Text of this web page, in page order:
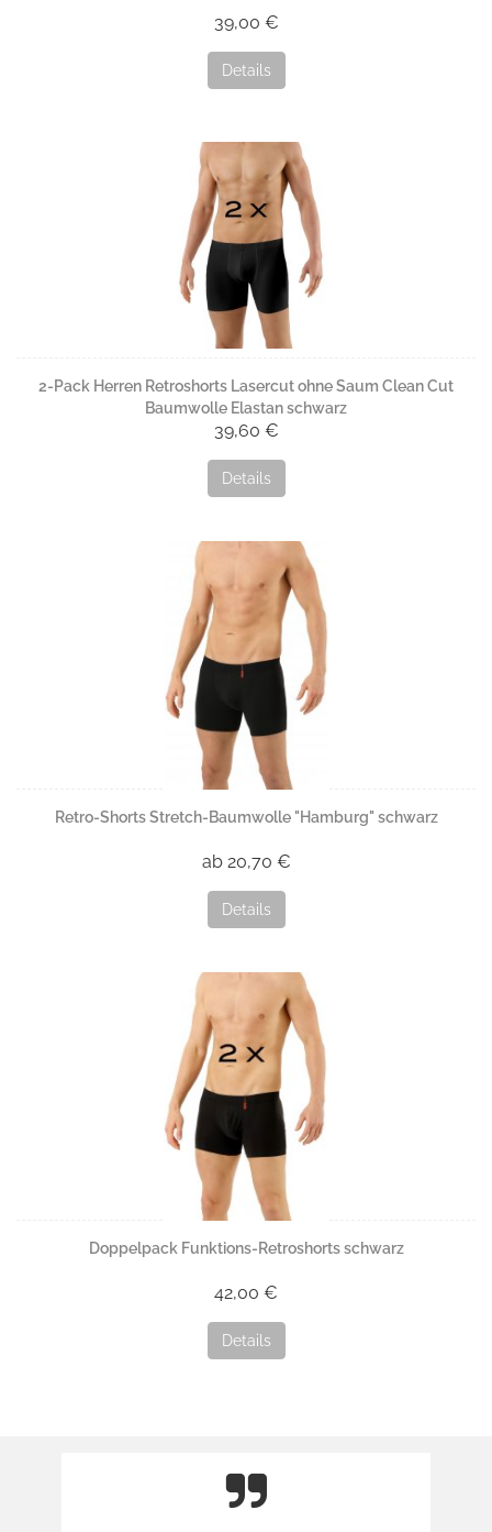
39,00 €
Details
2-Pack Herren Retroshorts Lasercut ohne Saum Clean Cut
Baumwolle Elastan schwarz
39,60 €
Details
Retro-Shorts Stretch-Baumwolle "Hamburg" schwarz
ab 20,70 €
Details
Doppelpack Funktions-Retroshorts schwarz
42,00 €
Details